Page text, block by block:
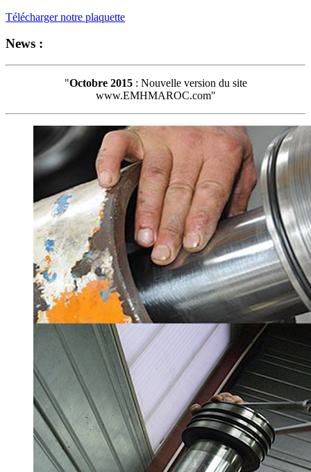
Télécharger notre plaquette
News :
"Octobre 2015 : Nouvelle version du site
www.EMHMAROC.com"